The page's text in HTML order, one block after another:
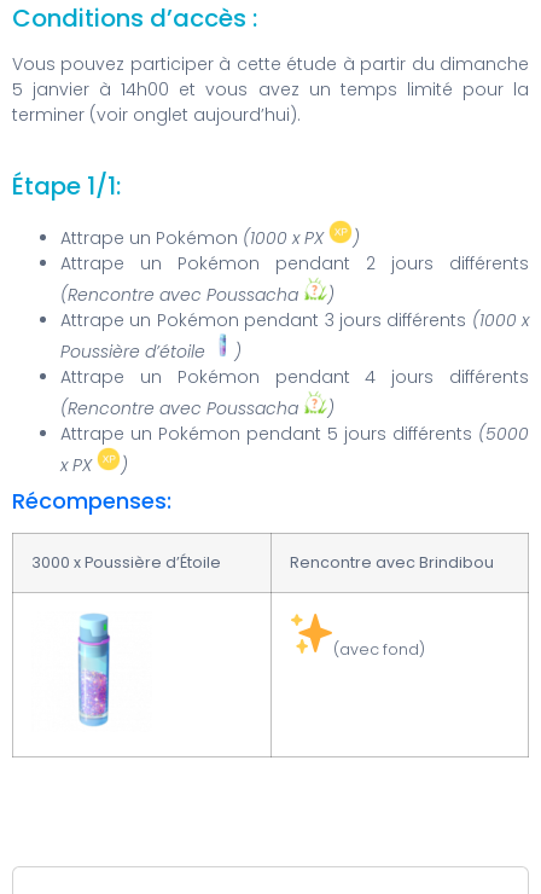
Conditions d’accès :
Vous pouvez participer à cette étude à partir du dimanche
5 janvier à 14h00 et vous avez un temps limité pour la
terminer (voir onglet aujourd’hui).
Étape 1/1:
Attrape un Pokémon (1000 x PX
)
Attrape un Pokémon pendant 2 jours différents
(Rencontre avec Poussacha
)
Attrape un Pokémon pendant 3 jours différents (1000 x
Poussière d’étoile
)
Attrape un Pokémon pendant 4 jours différents
(Rencontre avec Poussacha
)
Attrape un Pokémon pendant 5 jours différents (5000
x PX
)
Récompenses:
3000 x Poussière d’Étoile Rencontre avec Brindibou
(avec fond)